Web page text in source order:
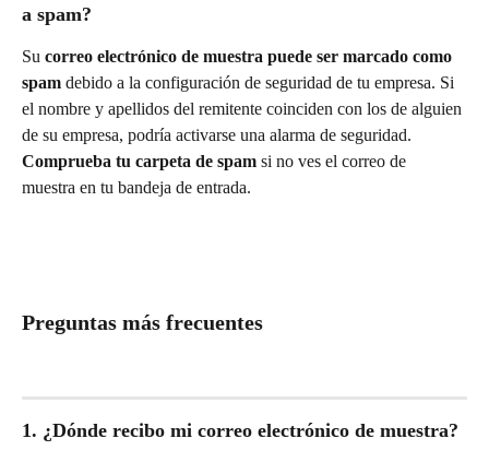
a spam?
Su correo electrónico de muestra puede ser marcado como
spam debido a la configuración de seguridad de tu empresa. Si
el nombre y apellidos del remitente coinciden con los de alguien
de su empresa, podría activarse una alarma de seguridad.
Comprueba tu carpeta de spam si no ves el correo de
muestra en tu bandeja de entrada.
Preguntas más frecuentes
1. ¿Dónde recibo mi correo electrónico de muestra?